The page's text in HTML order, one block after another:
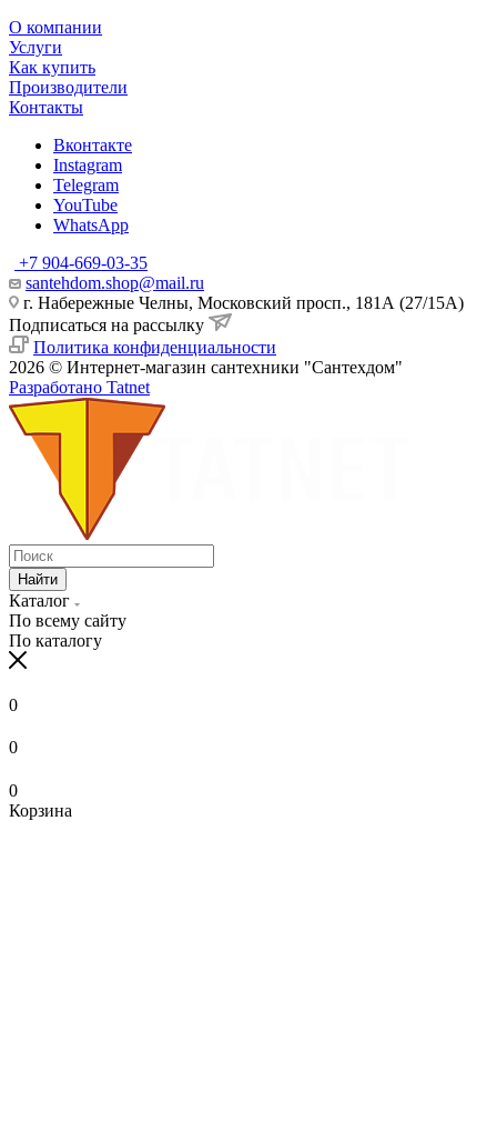
О компании
Услуги
Как купить
Производители
Контакты
Вконтакте
Instagram
Telegram
YouTube
WhatsApp
+7 904-669-03-35
santehdom.shop@mail.ru
г. Набережные Челны, Московский просп., 181А (27/15А)
Подписаться на рассылку
Политика конфиденциальности
2026 © Интернет-магазин сантехники "Сантехдом"
Разработано Tatnet
Найти
Каталог
По всему сайту
По каталогу
0
0
0
Корзина